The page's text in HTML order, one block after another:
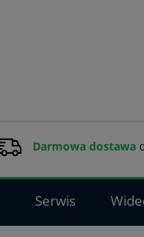
Darmowa dostawa
Serwis